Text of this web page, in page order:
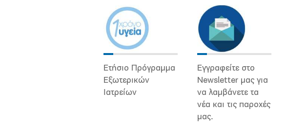
Ετήσιο Πρόγραμμα
Εξωτερικών
Ιατρείων
Εγγραφείτε στο
Newsletter μας για
να λαμβάνετε τα
νέα και τις παροχές
μας.